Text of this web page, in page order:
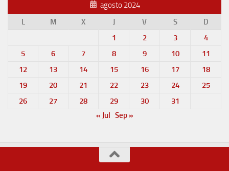
agosto 2024
L
M X J V S
D
1
2 3
4
5
6 7 8 9 10
11
12
13 14 15 16 17
18
19
20 21 22 23 24
25
26
27 28 29 30
31
« Jul
Sep »